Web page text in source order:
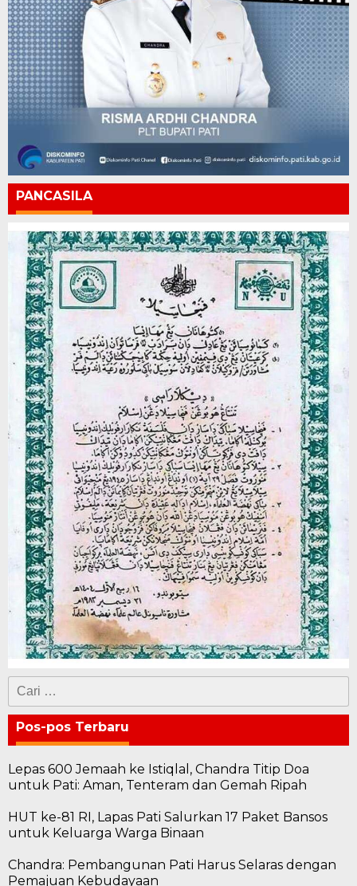
PANCASILA
Cari
untuk:
Pos-pos Terbaru
Lepas 600 Jemaah ke Istiqlal, Chandra Titip Doa
untuk Pati: Aman, Tenteram dan Gemah Ripah
HUT ke-81 RI, Lapas Pati Salurkan 17 Paket Bansos
untuk Keluarga Warga Binaan
Chandra: Pembangunan Pati Harus Selaras dengan
Pemajuan Kebudayaan